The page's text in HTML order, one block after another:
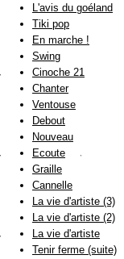
L'avis du goéland
Tiki pop
En marche !
Swing
Cinoche 21
Chanter
Ventouse
Debout
Nouveau
Ecoute
Graille
Cannelle
La vie d'artiste (3)
La vie d'artiste (2)
La vie d'artiste
Tenir ferme (suite)